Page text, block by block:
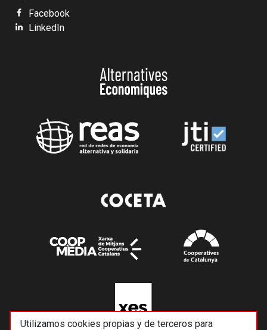
Utilizamos cookies propias y de terceros para
Facebook
LinkedIn